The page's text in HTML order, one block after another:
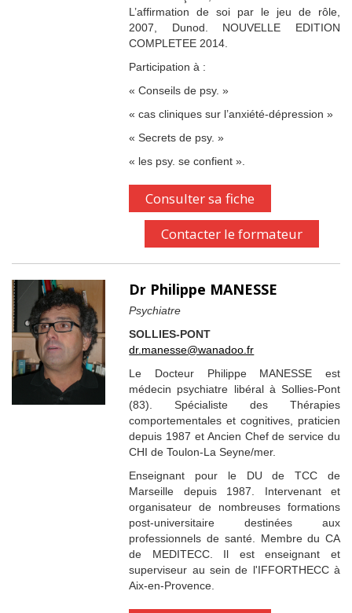
L’affirmation de soi par le jeu de rôle,
2007, Dunod. NOUVELLE EDITION
COMPLETEE 2014.
Participation à :
« Conseils de psy. »
« cas cliniques sur l’anxiété-dépression »
« Secrets de psy. »
« les psy. se confient ».
Consulter sa fiche
Contacter le formateur
Dr Philippe MANESSE
Psychiatre
SOLLIES-PONT
dr.manesse@wanadoo.fr
Le Docteur Philippe MANESSE est
médecin psychiatre libéral à Sollies-Pont
(83). Spécialiste des Thérapies
comportementales et cognitives, praticien
depuis 1987 et Ancien Chef de service du
CHI de Toulon-La Seyne/mer.
Enseignant pour le DU de TCC de
Marseille depuis 1987. Intervenant et
organisateur de nombreuses formations
post-universitaire destinées aux
professionnels de santé. Membre du CA
de MEDITECC. Il est enseignant et
superviseur au sein de l'IFFORTHECC à
Aix-en-Provence.